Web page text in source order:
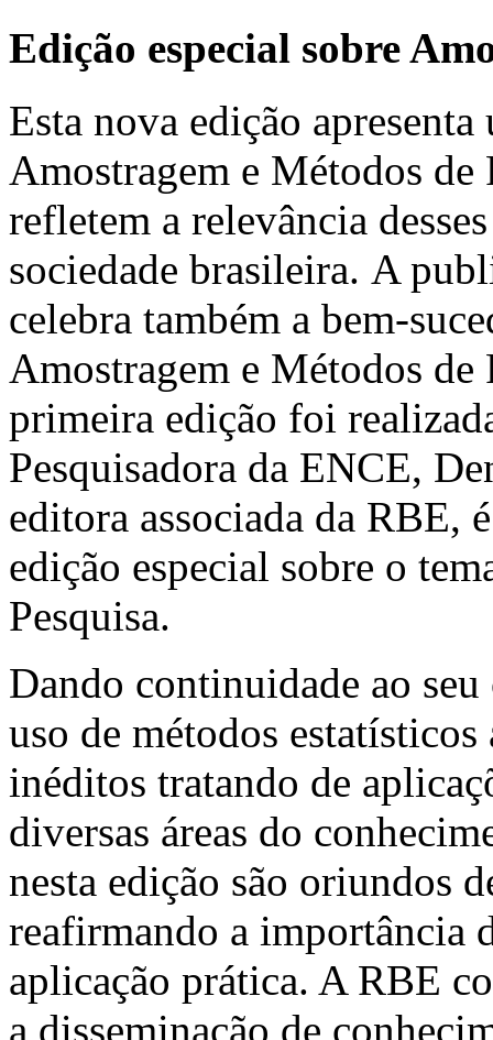
Edição especial sobre
Esta nova edição
Amostragem e Métodos de
refletem a relevância
sociedade brasileira. A
celebra também a bem-
Amostragem e Métodos
primeira edição foi
Pesquisadora da ENCE,
editora associada da RBE,
edição especial sobre o
Pesquisa.
Dando continuidade ao
uso de métodos
inéditos tratando de
diversas áreas do
nesta edição são oriundos
reafirmando a importância
aplicação prática. A RBE
a disseminação de